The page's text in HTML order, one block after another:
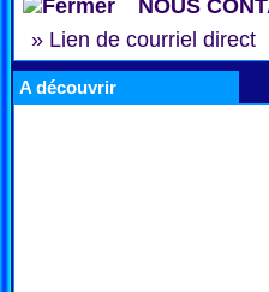
NOUS
» Lien de courriel direct
A découvrir